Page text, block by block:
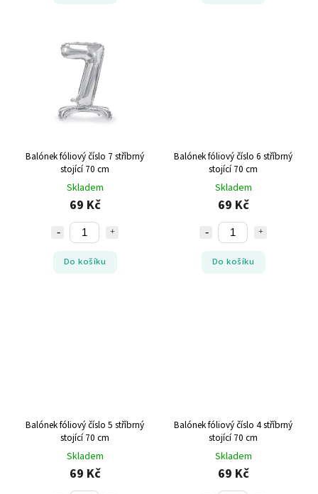
Balónek fóliový číslo 7 stříbrný
stojící 70 cm
Skladem
69 Kč
Do košíku
Balónek fóliový číslo 6 stříbrný
stojící 70 cm
Skladem
69 Kč
Do košíku
Balónek fóliový číslo 5 stříbrný
stojící 70 cm
Skladem
69 Kč
Balónek fóliový číslo 4 stříbrný
stojící 70 cm
Skladem
69 Kč